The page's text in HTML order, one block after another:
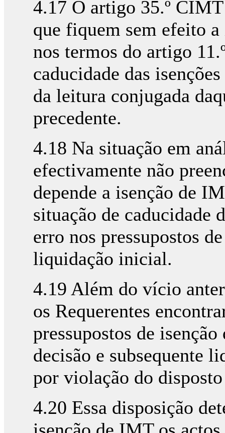
4.17 O artigo 35.º CIMT
que fiquem sem efeito a
nos termos do artigo
caducidade das
da leitura conjugada
precedente.
4.18 Na situação em
efectivamente não
depende a isenção de
situação de caducidade
erro nos pressupostos
liquidação inicial.
4.19 Além do vício
os Requerentes
pressupostos de
decisão e subsequente
por violação do
4.20 Essa disposição